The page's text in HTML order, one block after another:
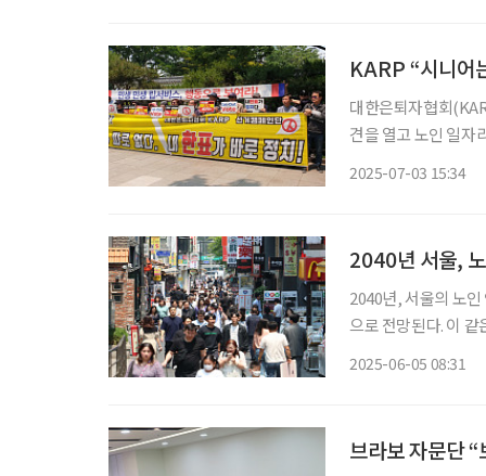
KARP “시니어
대한은퇴자협회
견을 열고 노인 일자
2025-07-03 15:34
2040년 서울,
2040년, 서울의 노
으로 전망된다. 이 같
2025-06-05 08:31
브라보 자문단